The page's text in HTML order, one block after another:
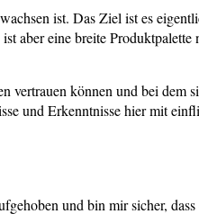
ist. Das Ziel ist es
aber eine breite
können und bei dem
und Erkenntnisse hier mit
und bin mir sicher,